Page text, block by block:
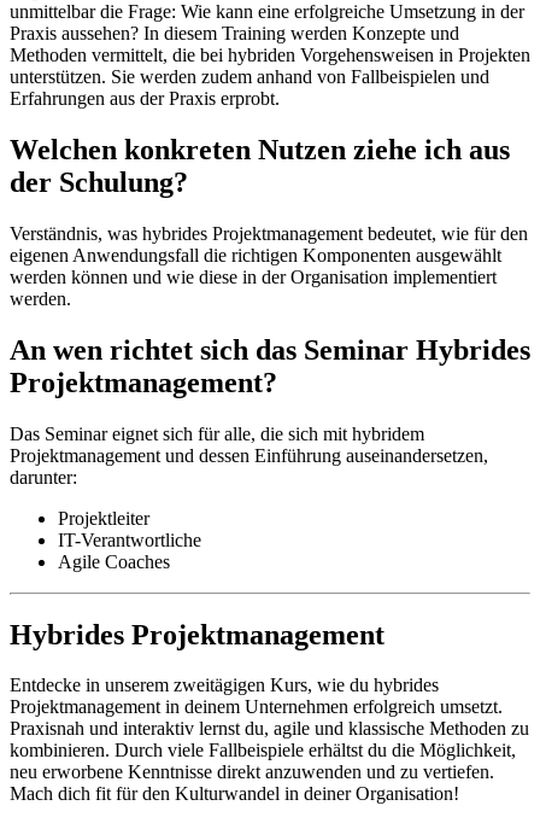
unmittelbar die Frage: Wie kann eine erfolgreiche Umsetzung in der
Praxis aussehen? In diesem Training werden Konzepte und
Methoden vermittelt, die bei hybriden Vorgehensweisen in Projekten
unterstützen. Sie werden zudem anhand von Fallbeispielen und
Erfahrungen aus der Praxis erprobt.
Welchen konkreten Nutzen ziehe ich aus
der Schulung?
Verständnis, was hybrides Projektmanagement bedeutet, wie für den
eigenen Anwendungsfall die richtigen Komponenten ausgewählt
werden können und wie diese in der Organisation implementiert
werden.
An wen richtet sich das Seminar Hybrides
Projektmanagement?
Das Seminar eignet sich für alle, die sich mit hybridem
Projektmanagement und dessen Einführung auseinandersetzen,
darunter:
Projektleiter
IT-Verantwortliche
Agile Coaches
Hybrides Projektmanagement
Entdecke in unserem zweitägigen Kurs, wie du hybrides
Projektmanagement in deinem Unternehmen erfolgreich umsetzt.
Praxisnah und interaktiv lernst du, agile und klassische Methoden zu
kombinieren. Durch viele Fallbeispiele erhältst du die Möglichkeit,
neu erworbene Kenntnisse direkt anzuwenden und zu vertiefen.
Mach dich fit für den Kulturwandel in deiner Organisation!